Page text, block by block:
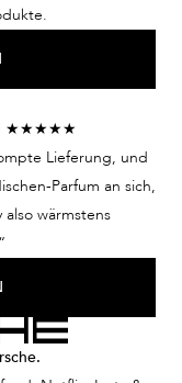
★★★★★
Lieferung, und
Parfum an sich,
wärmstens